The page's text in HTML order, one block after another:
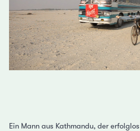
Ein Mann aus Kathmandu, der